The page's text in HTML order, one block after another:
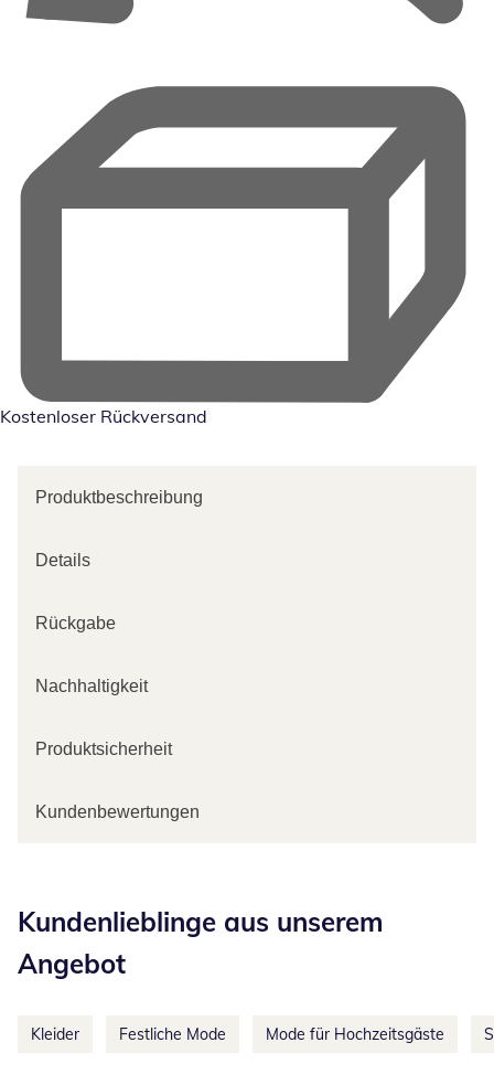
Kostenloser Rückversand
Produktbeschreibung
Details
Rückgabe
Nachhaltigkeit
Produktsicherheit
Kundenbewertungen
Kundenlieblinge aus unserem
Angebot
Kleider Festliche Mode Mode für Hochzeitsgäste